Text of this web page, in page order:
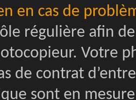
en cas de
régulière afin
Votre
de contrat
sont en